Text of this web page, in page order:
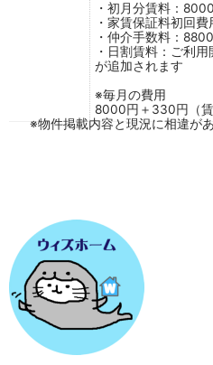
・初月分賃料：
・家賃保証料初回
・仲介手数料：
・日割賃料：ご利
が追加されます
※毎月の費用
8000円＋330円（賃
※物件掲載内容と現況に相違が